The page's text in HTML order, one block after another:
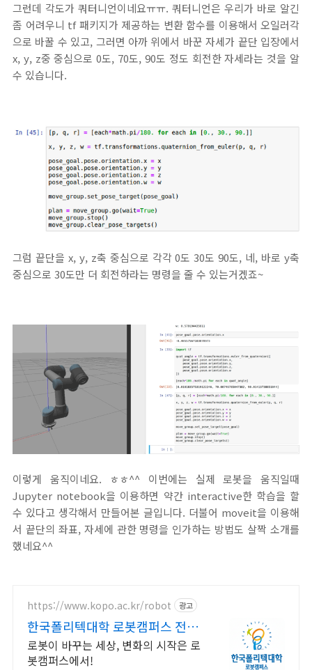
그런데 각도가 쿼터니언이네요ㅠㅠ. 쿼터니언은 우리가 바로 알긴
좀 어려우니 tf 패키지가 제공하는 변환 함수를 이용해서 오일러각
으로 바꿀 수 있고, 그러면 아까 위에서 바꾼 자세가 끝단 입장에서
x, y, z중 중심으로 0도, 70도, 90도 정도 회전한 자세라는 것을 알
수 있습니다.
그럼 끝단을 x, y, z축 중심으로 각각 0도 30도 90도, 네, 바로 y축
중심으로 30도만 더 회전하라는 명령을 줄 수 있는거겠죠~
이렇게 움직이네요. ㅎㅎ^^ 이번에는 실제 로봇을 움직일때
Jupyter notebook을 이용하면 약간 interactive한 학습을 할
수 있다고 생각해서 만들어본 글입니다. 더불어 moveit을 이용해
서 끝단의 좌표, 자세에 관한 명령을 인가하는 방법도 살짝 소개를
했네요^^
https://www.kopo.ac.kr/robot 광고
한국폴리텍대학 로봇캠퍼스 전국
유일의 로봇특성화 대학
로봇이 바꾸는 세상, 변화의 시작은 로
봇캠퍼스에서!